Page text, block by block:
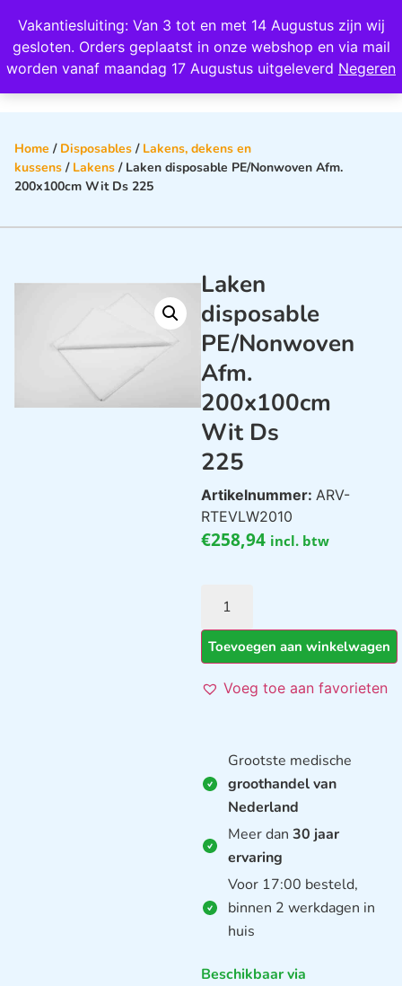
Vakantiesluiting: Van 3 tot en met 14 Augustus zijn wij
gesloten. Orders geplaatst in onze webshop en via mail
worden vanaf maandag 17 Augustus uitgeleverd Negeren
Wij scoren een 4,8 op Google
Home / Disposables / Lakens, dekens en
kussens / Lakens / Laken disposable PE/Nonwoven Afm.
200x100cm Wit Ds 225
Laken
disposable
PE/Nonwoven
Afm.
200x100cm
Wit Ds
225
Artikelnummer: ARV-
RTEVLW2010
€258,94 incl. btw
Toevoegen aan winkelwagen
Voeg toe aan favorieten
Grootste medische
groothandel van
Nederland
Meer dan 30 jaar
ervaring
Voor 17:00 besteld,
binnen 2 werkdagen in
huis
Beschikbaar via